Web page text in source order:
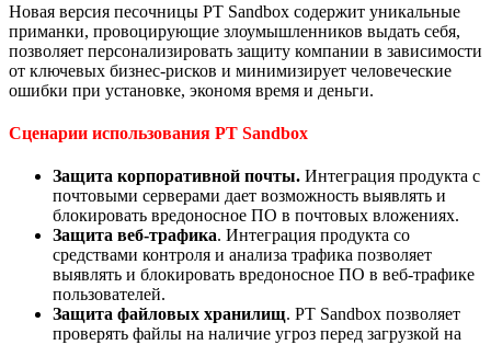
Новая версия песочницы PT Sandbox содержит уникальные
приманки, провоцирующие злоумышленников выдать себя,
позволяет персонализировать защиту компании в зависимости
от ключевых бизнес-рисков и минимизирует человеческие
ошибки при установке, экономя время и деньги.
Сценарии использования PT Sandbox
Защита корпоративной почты. Интеграция продукта с
почтовыми серверами дает возможность выявлять и
блокировать вредоносное ПО в почтовых вложениях.
Защита веб-трафика. Интеграция продукта со
средствами контроля и анализа трафика позволяет
выявлять и блокировать вредоносное ПО в веб-трафике
пользователей.
Защита файловых хранилищ. PT Sandbox позволяет
проверять файлы на наличие угроз перед загрузкой на